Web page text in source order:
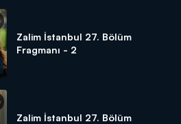
Zalim İstanbul 27. Bölüm
Fragmanı - 2
Zalim İstanbul 27. Bölüm